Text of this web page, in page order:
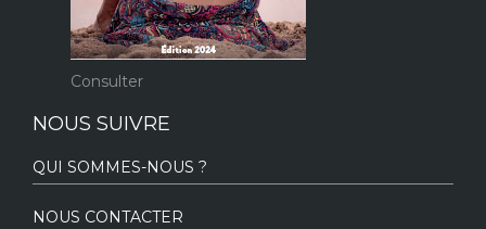
Consulter
NOUS SUIVRE
QUI SOMMES-NOUS ?
NOUS CONTACTER